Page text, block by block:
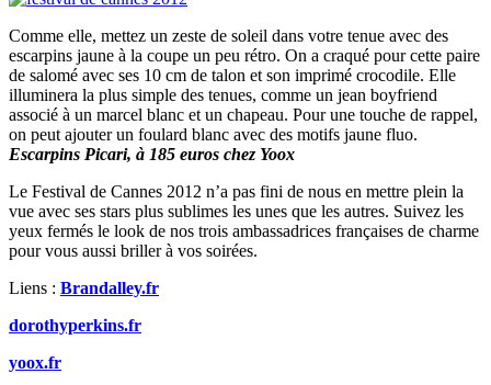
Comme elle, mettez un zeste de soleil dans votre tenue avec des
escarpins jaune à la coupe un peu rétro. On a craqué pour cette paire
de salomé avec ses 10 cm de talon et son imprimé crocodile. Elle
illuminera la plus simple des tenues, comme un jean boyfriend
associé à un marcel blanc et un chapeau. Pour une touche de rappel,
on peut ajouter un foulard blanc avec des motifs jaune fluo.
Escarpins Picari, à 185 euros chez Yoox
Le Festival de Cannes 2012 n’a pas fini de nous en mettre plein la
vue avec ses stars plus sublimes les unes que les autres. Suivez les
yeux fermés le look de nos trois ambassadrices françaises de charme
pour vous aussi briller à vos soirées.
Liens : Brandalley.fr
dorothyperkins.fr
yoox.fr